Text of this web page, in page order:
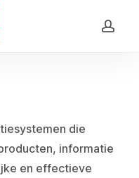
die
informatie
en effectieve